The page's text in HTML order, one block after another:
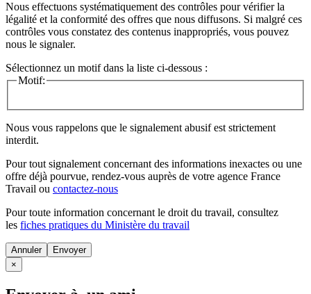
Nous effectuons systématiquement des contrôles pour vérifier la
légalité et la conformité des offres que nous diffusons. Si malgré ces
contrôles vous constatez des contenus inappropriés, vous pouvez
nous le signaler.
Sélectionnez un motif dans la liste ci-dessous :
Motif:
Nous vous rappelons que le signalement abusif est strictement
interdit.
Pour tout signalement concernant des informations inexactes ou une
offre déjà pourvue, rendez-vous auprès de votre agence France
Travail ou contactez-nous
Pour toute information concernant le droit du travail, consultez
les fiches pratiques du Ministère du travail
Annuler
×